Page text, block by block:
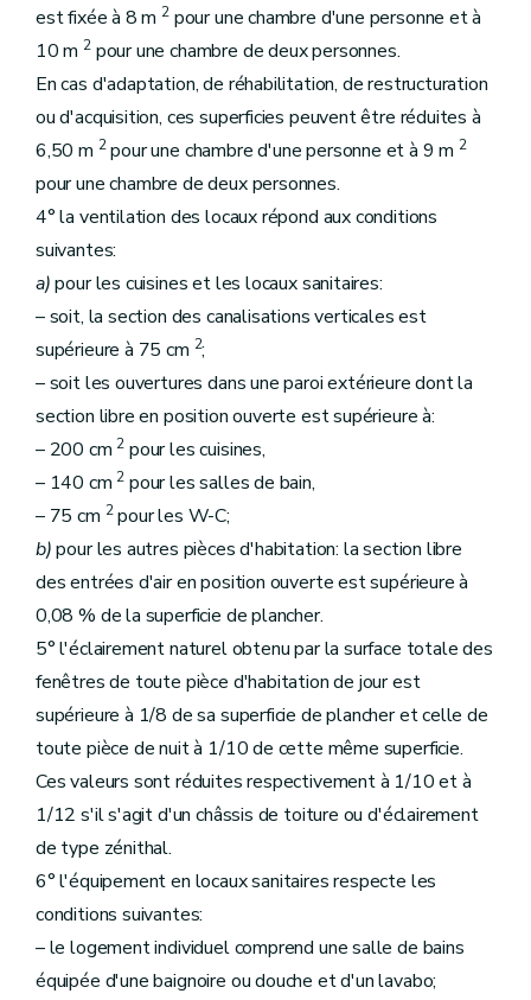
est fixée à 8 m 2pour une chambre d'une personne et à
10 m 2pour une chambre de deux personnes.
En cas d'adaptation, de réhabilitation, de restructuration
ou d'acquisition, ces superficies peuvent être réduites à
6,50 m 2pour une chambre d'une personne et à 9 m 2
pour une chambre de deux personnes.
4° la ventilation des locaux répond aux conditions
suivantes:
a)pour les cuisines et les locaux sanitaires:
– soit, la section des canalisations verticales est
supérieure à 75 cm 2;
– soit les ouvertures dans une paroi extérieure dont la
section libre en position ouverte est supérieure à:
– 200 cm 2 pour les cuisines,
– 140 cm 2 pour les salles de bain,
– 75 cm 2pour les W-C;
b)pour les autres pièces d'habitation: la section libre
des entrées d'air en position ouverte est supérieure à
0,08 % de la superficie de plancher.
5° l'éclairement naturel obtenu par la surface totale des
fenêtres de toute pièce d'habitation de jour est
supérieure à 1/8 de sa superficie de plancher et celle de
toute pièce de nuit à 1/10 de cette même superficie.
Ces valeurs sont réduites respectivement à 1/10 et à
1/12 s'il s'agit d'un châssis de toiture ou d'éclairement
de type zénithal.
6° l'équipement en locaux sanitaires respecte les
conditions suivantes:
– le logement individuel comprend une salle de bains
équipée d'une baignoire ou douche et d'un lavabo;